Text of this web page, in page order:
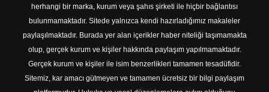
herhangi bir marka, kurum veya şahıs şirketi ile hiçbir bağlantısı
bulunmamaktadır. Sitede yalnızca kendi hazırladığımız makaleler
paylaşılmaktadır. Burada yer alan içerikler haber niteliği taşımamakta
olup, gerçek kurum ve kişiler hakkında paylaşım yapılmamaktadır.
Gerçek kurum ve kişiler ile isim benzerlikleri tamamen tesadüfidir.
Sitemiz, kar amacı gütmeyen ve tamamen ücretsiz bir bilgi paylaşım